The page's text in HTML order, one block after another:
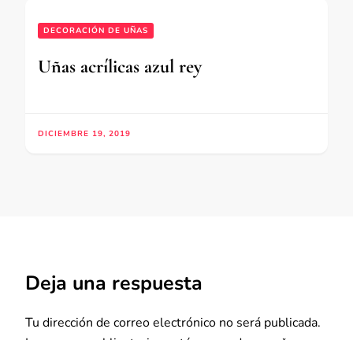
DECORACIÓN DE UÑAS
Uñas acrílicas azul rey
DICIEMBRE 19, 2019
Deja una respuesta
Tu dirección de correo electrónico no será publicada.